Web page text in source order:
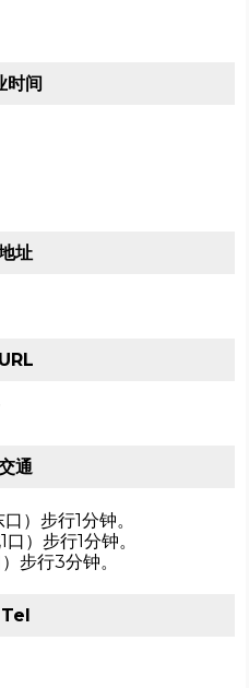
时间
址
URL
通
）步行1分钟。
）步行1分钟。
步行3分钟。
Tel